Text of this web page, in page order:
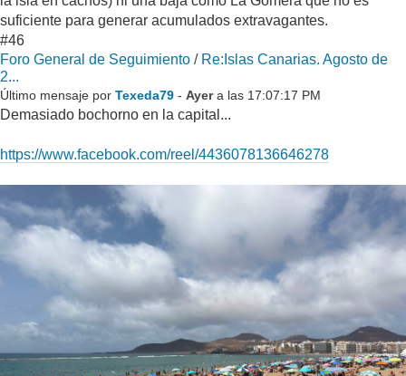
suficiente para generar acumulados extravagantes.
#46
Foro General de Seguimiento / Re:Islas Canarias. Agosto de
2...
Último mensaje por Texeda79 - Ayera las 17:07:17 PM
Demasiado bochorno en la capital...
https://www.facebook.com/reel/4436078136646278